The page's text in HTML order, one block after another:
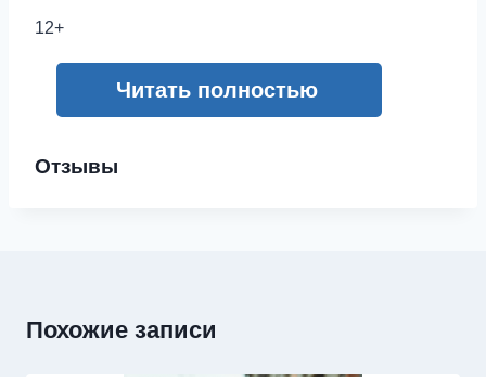
12+
Читать полностью
Отзывы
Похожие записи